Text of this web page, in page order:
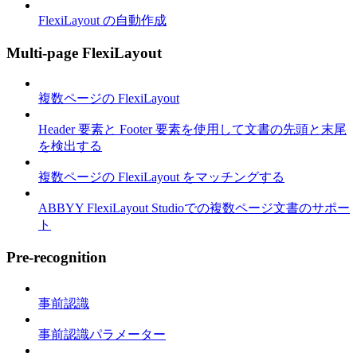
FlexiLayout の自動作成
Multi-page FlexiLayout
複数ページの FlexiLayout
Header 要素と Footer 要素を使用して文書の先頭と末尾
を検出する
複数ページの FlexiLayout をマッチングする
ABBYY FlexiLayout Studioでの複数ページ文書のサポー
ト
Pre-recognition
事前認識
事前認識パラメーター